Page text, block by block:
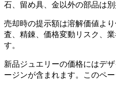
石、留め具、金以外の部品は
売却時の提示額は溶解価値よ
査、精錬、価格変動リスク、
す。
新品ジュエリーの価格にはデ
ージンが含まれます。このペ